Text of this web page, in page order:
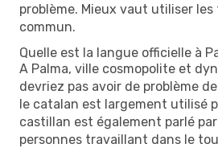
problème. Mieux vaut utiliser
commun.
Quelle est la langue officielle à
A Palma, ville cosmopolite et
devriez pas avoir de problème
le catalan est largement utilisé
castillan est également parlé
personnes travaillant dans le